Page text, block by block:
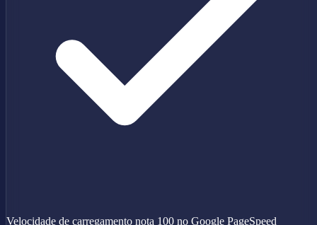
Velocidade de carregamento nota 100 no Google PageSpeed